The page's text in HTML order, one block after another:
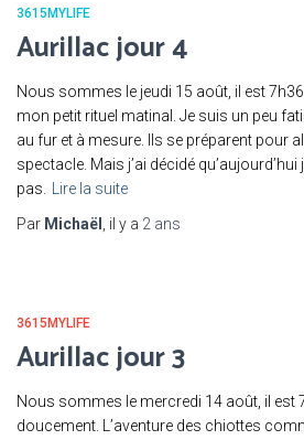
3615MYLIFE
Aurillac jour 4
Nous sommes le jeudi 15 août, il est
mon petit rituel matinal. Je suis un peu
au fur et à mesure. Ils se préparent pour
spectacle. Mais j’ai décidé
pas.
Lire la suite
Par Michaël , il y a 2 ans
3615MYLIFE
Aurillac jour 3
Nous sommes le mercredi 14 août, il est
doucement. L’aventure des chiottes